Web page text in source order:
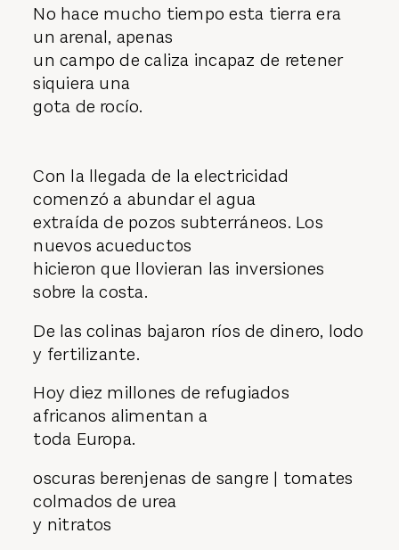
No hace mucho tiempo esta tierra era
un arenal, apenas
un campo de caliza incapaz de retener
siquiera una
gota de rocío.
Con la llegada de la electricidad
comenzó a abundar el agua
extraída de pozos subterráneos. Los
nuevos acueductos
hicieron que llovieran las inversiones
sobre la costa.
De las colinas bajaron ríos de dinero, lodo
y fertilizante.
Hoy diez millones de refugiados
africanos alimentan a
toda Europa.
oscuras berenjenas de sangre | tomates
colmados de urea
y nitratos